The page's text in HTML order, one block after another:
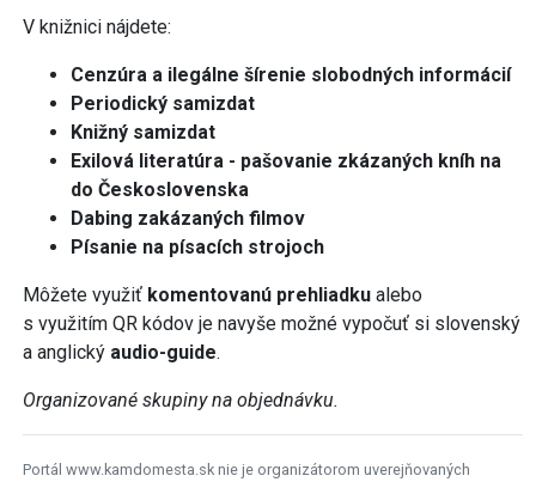
V knižnici nájdete:
Cenzúra a ilegálne šírenie slobodných informácií
Periodický samizdat
Knižný samizdat
Exilová literatúra - pašovanie zkázaných kníh na
do Československa
Dabing zakázaných filmov
Písanie na písacích strojoch
Môžete využiť komentovanú prehliadku alebo
s využitím QR kódov je navyše možné vypočuť si slovenský
a anglický audio-guide.
Organizované skupiny na objednávku.
Portál www.kamdomesta.sk nie je organizátorom uverejňovaných